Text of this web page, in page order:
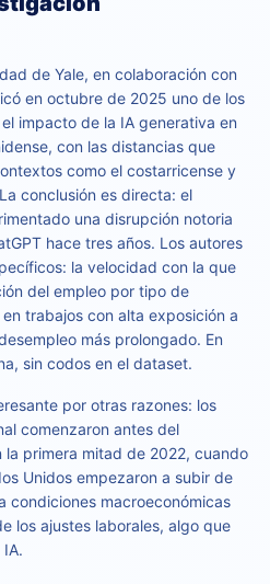
de Yale, en colaboración con
en octubre de 2025 uno de los
impacto de la IA generativa en
con las distancias que
como el costarricense y
conclusión es directa: el
una disrupción notoria
hace tres años. Los autores
la velocidad con la que
del empleo por tipo de
trabajos con alta exposición a
más prolongado. En
sin codos en el dataset.
por otras razones: los
comenzaron antes del
la primera mitad de 2022, cuando
Unidos empezaron a subir de
condiciones macroeconómicas
los ajustes laborales, algo que